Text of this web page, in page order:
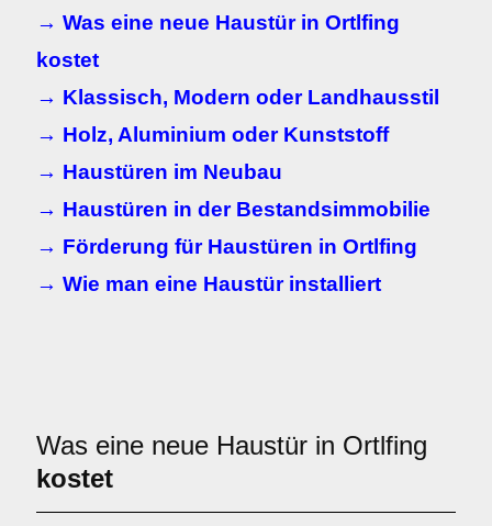
→ Was eine neue Haustür in Ortlfing
kostet
→ Klassisch, Modern oder Landhausstil
→ Holz, Aluminium oder Kunststoff
→ Haustüren im Neubau
→ Haustüren in der Bestandsimmobilie
→ Förderung für Haustüren in Ortlfing
→ Wie man eine Haustür installiert
Was eine neue Haustür in Ortlfing
kostet